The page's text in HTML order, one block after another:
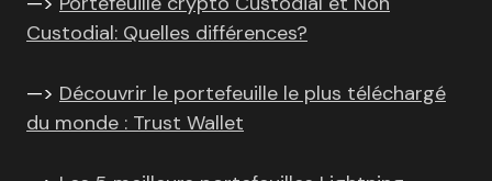
Custodial: Quelles différences?
—> Découvrir le portefeuille le plus téléchargé
du monde : Trust Wallet